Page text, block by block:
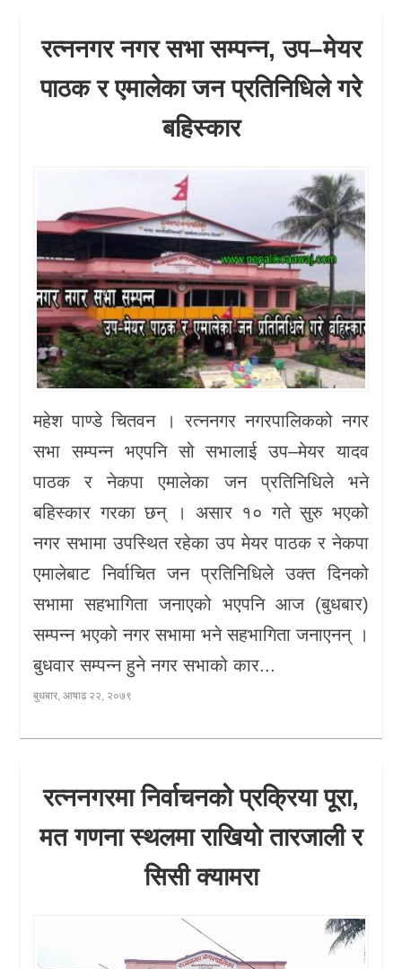
रत्ननगर नगर सभा सम्पन्न, उप–मेयर
पाठक र एमालेका जन प्रतिनिधिले गरे
बहिस्कार
महेश पाण्डे चितवन । रत्ननगर नगरपालिकको नगर
सभा सम्पन्न भएपनि सो सभालाई उप–मेयर यादव
पाठक र नेकपा एमालेका जन प्रतिनिधिले भने
बहिस्कार गरका छन् । असार १० गते सुरु भएको
नगर सभामा उपस्थित रहेका उप मेयर पाठक र नेकपा
एमालेबाट निर्वाचित जन प्रतिनिधिले उक्त दिनको
सभामा सहभागिता जनाएको भएपनि आज (बुधबार)
सम्पन्न भएको नगर सभामा भने सहभागिता जनाएनन् ।
बुधवार सम्पन्न हुने नगर सभाको कार...
बुधबार, आषाढ २२, २०७९
रत्ननगरमा निर्वाचनको प्रक्रिया पूरा,
मत गणना स्थलमा राखियो तारजाली र
सिसी क्यामरा